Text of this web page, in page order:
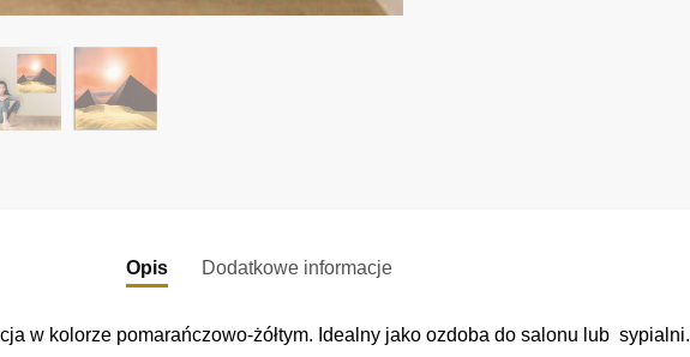
Opis Dodatkowe informacje
w kolorze pomarańczowo-żółtym. Idealny jako ozdoba do salonu lub sypialni.